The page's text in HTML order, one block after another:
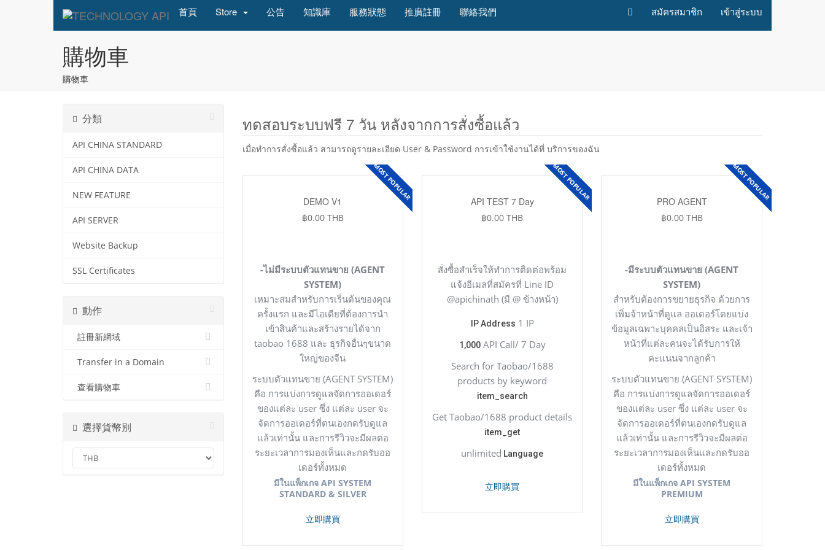
首頁 Store 公告 知識庫 服務狀態 推廣註冊 聯絡我們 สมัครสมาชิก เข้าสู่ระบบ
購物車
購物車
分類
API CHINA STANDARD
API CHINA DATA
NEW FEATURE
API SERVER
Website Backup
SSL Certificates
動作
註冊新網域
Transfer in a Domain
查看購物車
選擇貨幣別
ทดสอบระบบฟรี 7 วัน หลังจากการสั่งซื้อแล้ว
เมื่อทำการสั่งซื้อแล้ว สามารถดูรายละเอียด User & Password การเข้าใช้งานได้ที่ บริการของฉัน
DEMO V1 MOST POPULAR
฿0.00 THB
-ไม่มีระบบตัวแทนขาย (AGENT
SYSTEM)
เหมาะสมสำหรับการเริ่นต้นของคุณ
ครั้งแรก และมีไอเดียที่ต้องการนำ
เข้าสินค้าและสร้างรายได้จาก
taobao 1688 และ ธุรกิจอื่นๆขนาด
ใหญ่ของจีน
ระบบตัวแทนขาย (AGENT SYSTEM)
คือ การแบ่งการดูแลจัดการออเดอร์
ของแต่ละ user ซึ่ง แต่ละ user จะ
จัดการออเดอร์ที่ตนเองกดรับดูแล
แล้วเท่านั้น และการรีวิวจะมีผลต่อ
ระยะเวลาการมองเห็นและกดรับออ
เดอร์ทั้งหมด
มีในแพ็กเกจ API SYSTEM
STANDARD & SILVER
立即購買
API TEST 7 Day MOST POPULAR
฿0.00 THB
สั่งซื้อสำเร็จให้ทำการติดต่อพร้อม
แจ้งอีเมลที่สมัครที่ Line ID
@apichinath (มี @ ข้างหน้า)
IP Address 1 IP
1,000API Call/ 7 Day
Search for Taobao/1688
products by keyword
item_search
Get Taobao/1688 product details
item_get
unlimited Language
立即購買
PRO AGENT MOST POPULAR
฿0.00 THB
-มีระบบตัวแทนขาย (AGENT
SYSTEM)
สำหรับต้องการขยายธุรกิจ ด้วยการ
เพิ่มจ้าหน้าที่ดูแล ออเดอร์โดยแบ่ง
ข้อมูลเฉพาะบุคคลเป็นอิสระ และเจ้า
หน้าที่แต่ละคนจะได้รับการให้
คะแนนจากลูกค้า
ระบบตัวแทนขาย (AGENT SYSTEM)
คือ การแบ่งการดูแลจัดการออเดอร์
ของแต่ละ user ซึ่ง แต่ละ user จะ
จัดการออเดอร์ที่ตนเองกดรับดูแล
แล้วเท่านั้น และการรีวิวจะมีผลต่อ
ระยะเวลาการมองเห็นและกดรับออ
เดอร์ทั้งหมด
มีในแพ็กเกจ API SYSTEM
PREMIUM
立即購買